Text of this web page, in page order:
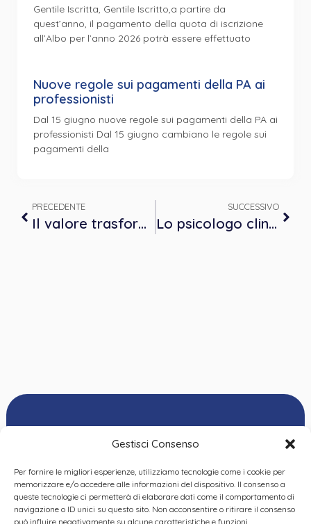
Gestisci Consenso
Per fornire le migliori esperienze, utilizziamo tecnologie come i cookie per
memorizzare e/o accedere alle informazioni del dispositivo. Il consenso a
queste tecnologie ci permetterà di elaborare dati come il comportamento di
navigazione o ID unici su questo sito. Non acconsentire o ritirare il consenso
può influire negativamente su alcune caratteristiche e funzioni.
Gentile Iscritta, Gentile Iscritto,a partire da
quest’anno, il pagamento della quota di iscrizione
all’Albo per l’anno 2026 potrà essere effettuato
Nuove regole sui pagamenti della PA ai
professionisti
Dal 15 giugno nuove regole sui pagamenti della PA ai
professionisti Dal 15 giugno cambiano le regole sui
pagamenti della
PRECEDENTE
Il valore trasformativo dell’unicità. Sfide e possibilità nel lavoro psicologico
SUCCESSIVO
Lo psicologo clinico in ambito oncologico: percorsi tra morte, pensiero e creatività
Privacy Policy|Cookie
Policy|Dichiarazione
Ordine delle
Psicologhe e degli
Psicologi del Piemonte